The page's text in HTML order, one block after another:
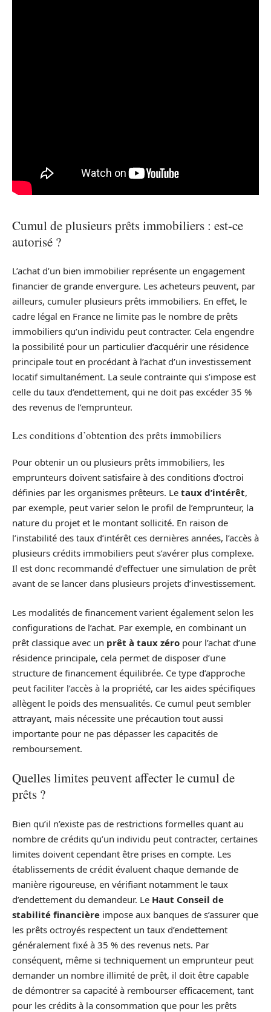
Cumul de plusieurs prêts immobiliers : est-ce
autorisé ?
L’achat d’un bien immobilier représente un engagement
financier de grande envergure. Les acheteurs peuvent, par
ailleurs, cumuler plusieurs prêts immobiliers. En effet, le
cadre légal en France ne limite pas le nombre de prêts
immobiliers qu’un individu peut contracter. Cela engendre
la possibilité pour un particulier d’acquérir une résidence
principale tout en procédant à l’achat d’un investissement
locatif simultanément. La seule contrainte qui s’impose est
celle du taux d’endettement, qui ne doit pas excéder 35 %
des revenus de l’emprunteur.
Les conditions d’obtention des prêts immobiliers
Pour obtenir un ou plusieurs prêts immobiliers, les
emprunteurs doivent satisfaire à des conditions d’octroi
définies par les organismes prêteurs. Le taux d’intérêt,
par exemple, peut varier selon le profil de l’emprunteur, la
nature du projet et le montant sollicité. En raison de
l’instabilité des taux d’intérêt ces dernières années, l’accès à
plusieurs crédits immobiliers peut s’avérer plus complexe.
Il est donc recommandé d’effectuer une simulation de prêt
avant de se lancer dans plusieurs projets d’investissement.
Les modalités de financement varient également selon les
configurations de l’achat. Par exemple, en combinant un
prêt classique avec un prêt à taux zéro pour l’achat d’une
résidence principale, cela permet de disposer d’une
structure de financement équilibrée. Ce type d’approche
peut faciliter l’accès à la propriété, car les aides spécifiques
allègent le poids des mensualités. Ce cumul peut sembler
attrayant, mais nécessite une précaution tout aussi
importante pour ne pas dépasser les capacités de
remboursement.
Quelles limites peuvent affecter le cumul de
prêts ?
Bien qu’il n’existe pas de restrictions formelles quant au
nombre de crédits qu’un individu peut contracter, certaines
limites doivent cependant être prises en compte. Les
établissements de crédit évaluent chaque demande de
manière rigoureuse, en vérifiant notamment le taux
d’endettement du demandeur. Le Haut Conseil de
stabilité financière impose aux banques de s’assurer que
les prêts octroyés respectent un taux d’endettement
généralement fixé à 35 % des revenus nets. Par
conséquent, même si techniquement un emprunteur peut
demander un nombre illimité de prêt, il doit être capable
de démontrer sa capacité à rembourser efficacement, tant
pour les crédits à la consommation que pour les prêts